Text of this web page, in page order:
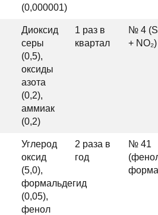
(0,000001)
Диоксид
серы
(0,5),
оксиды
азота
(0,2),
аммиак
(0,2)
1 раз в
квартал
№ 4
+ NO₂)
Углерод
оксид
(5,0),
формальдегид
(0,05),
фенол
2 раза в
год
№ 41